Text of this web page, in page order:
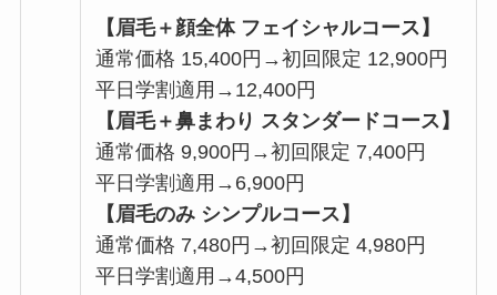
【眉毛＋顔全体 フェイシャルコース】
通常価格 15,400円→初回限定 12,900円
平日学割適用→12,400円
【眉毛＋鼻まわり スタンダードコース】
通常価格 9,900円→初回限定 7,400円
平日学割適用→6,900円
【眉毛のみ シンプルコース】
通常価格 7,480円→初回限定 4,980円
平日学割適用→4,500円